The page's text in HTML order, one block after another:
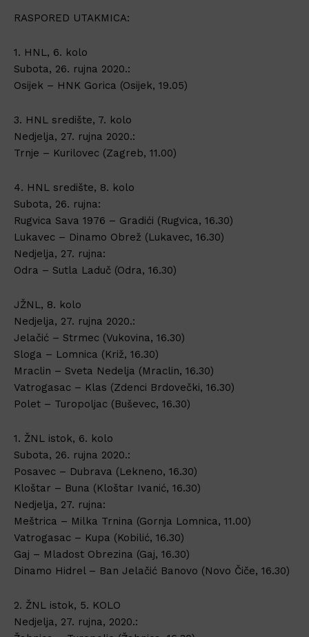
RASPORED UTAKMICA:
1. HNL, 6. kolo
Subota, 26. rujna 2020.:
Osijek – HNK Gorica (Osijek, 19.05)
3. HNL središte, 7. kolo
Nedjelja, 27. rujna 2020.:
Trnje – Kurilovec (Zagreb, 11.00)
4. HNL središte, 8. kolo
Subota, 26. rujna:
Rugvica Sava 1976 – Gradići (Rugvica, 16.30)
Lukavec – Dinamo Obrež (Lukavec, 16.30)
Nedjelja, 27. rujna:
Odra – Sutla Laduč (Odra, 16.30)
JŽNL, 8. kolo
Nedjelja, 27. rujna 2020.:
Jelačić – Strmec (Vukovina, 16.30)
Sloga – Lomnica (Križ, 16.30)
Mraclin – Sveta Nedelja (Mraclin, 16.30)
Vatrogasac – Klas (Zdenci Brdovečki, 16.30)
Polet – Turopoljac (Buševec, 16.30)
1. ŽNL istok, 6. kolo
Subota, 26. rujna 2020.:
Posavec – Dubrava (Lekneno, 16.30)
Kloštar – Buna (Kloštar Ivanić, 16.30)
Nedjelja, 27. rujna:
Meštrica – Milka Trnina (Gornja Lomnica, 11.00)
Vatrogasac – Kupa (Kobilić, 16.30)
Gaj – Mladost Obrezina (Gaj, 16.30)
Dinamo Hidrel – Ban Jelačić Banovo (Novo Čiče, 16.30)
2. ŽNL istok, 5. KOLO
Nedjelja, 27. rujna, 2020.: